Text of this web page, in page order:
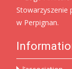
Stowarzyszenie
w Perpignan.